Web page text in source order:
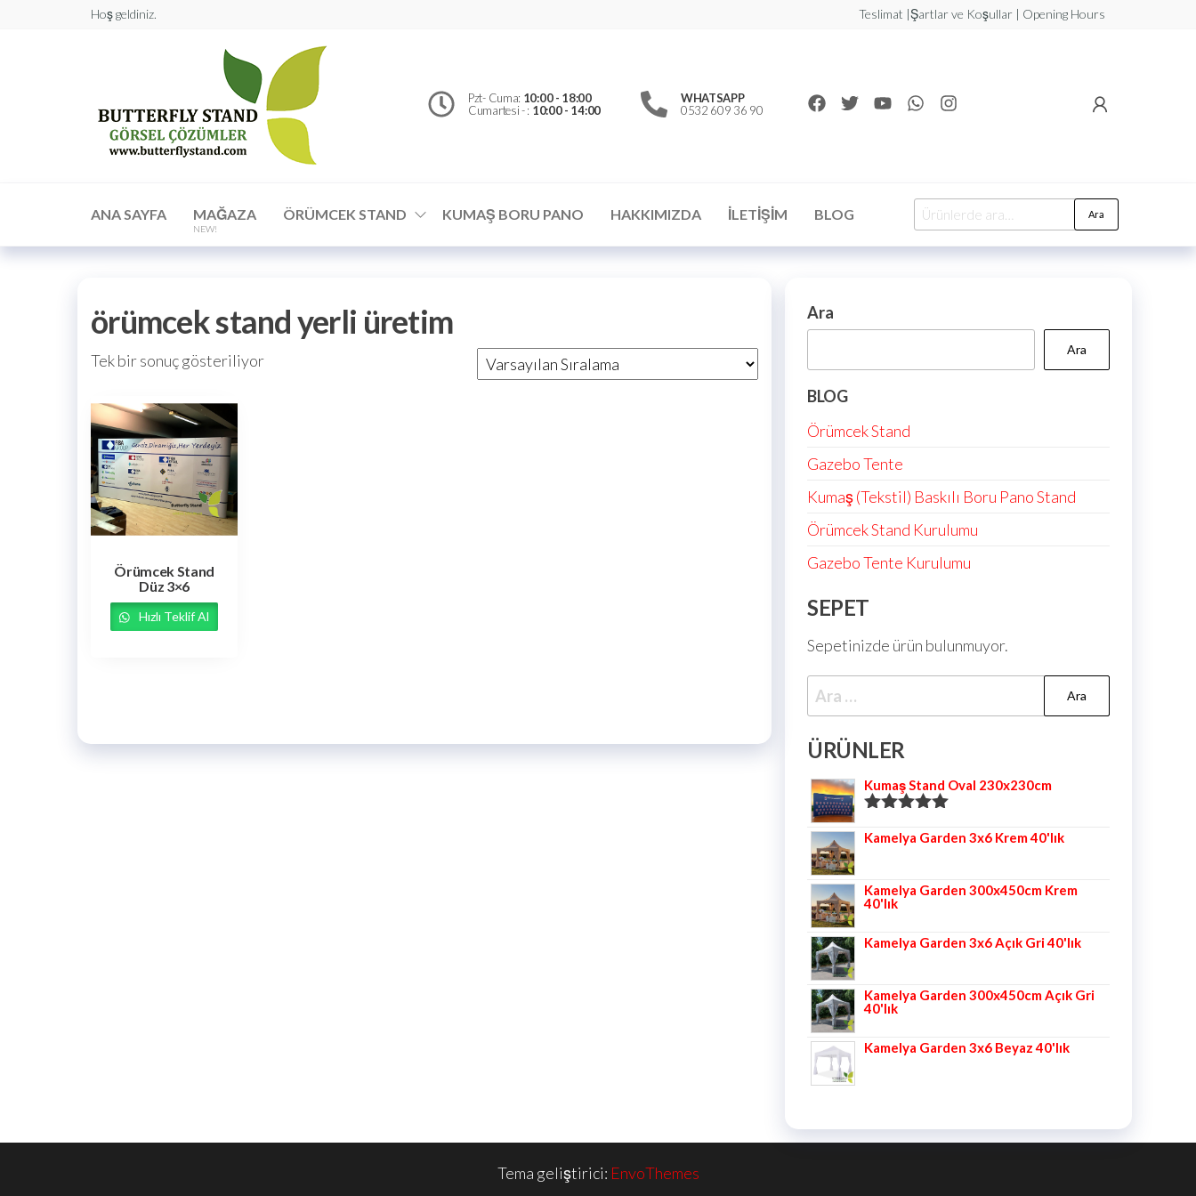
Hoş geldiniz. Teslimat |Şartlar ve Koşullar | Opening Hours
Çözümler
Pzt- Cuma: 10:00 - 18:00
Cumartesi - : 10:00 - 14:00
WHATSAPP
0532 609 36 90
ANA SAYFA MAĞAZA
NEW!
ÖRÜMCEK STAND KUMAŞ BORU PANO HAKKIMIZDA İLETIŞIM BLOG Ara
örümcek stand yerli üretim
Tek bir sonuç gösteriliyor
Örümcek Stand
Düz 3×6
Hızlı Teklif Al
Ara
Ara
BLOG
Örümcek Stand
Gazebo Tente
Kumaş (Tekstil) Baskılı Boru Pano Stand
Örümcek Stand Kurulumu
Gazebo Tente Kurulumu
SEPET
Sepetinizde ürün bulunmuyor.
ÜRÜNLER
Kumaş Stand Oval 230x230cm
5.00oy aldı
Kamelya Garden 3x6 Krem 40'lık
Kamelya Garden 300x450cm Krem
40'lık
Kamelya Garden 3x6 Açık Gri 40'lık
Kamelya Garden 300x450cm Açık Gri
40'lık
Kamelya Garden 3x6 Beyaz 40'lık
Tema geliştirici: EnvoThemes